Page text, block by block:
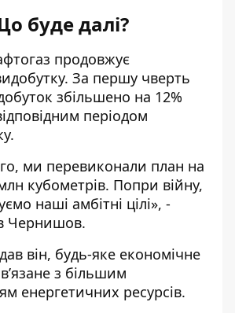
буде далі?
продовжує
За першу чверть
збільшено на 12%
періодом
ми перевиконали план на
кубометрів. Попри війну,
наші амбітні цілі», -
Чернишов.
він, будь-яке економічне
з більшим
енергетичних ресурсів.